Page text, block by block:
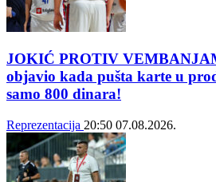
JOKIĆ PROTIV
objavio kada pušta karte u
samo 800 dinara!
Reprezentacija 20:50 07.08.2026.